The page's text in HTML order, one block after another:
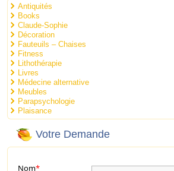
Antiquités
Books
Claude-Sophie
Décoration
Fauteuils – Chaises
Fitness
Lithothérapie
Livres
Médecine alternative
Meubles
Parapsychologie
Plaisance
Votre Demande
Nom*